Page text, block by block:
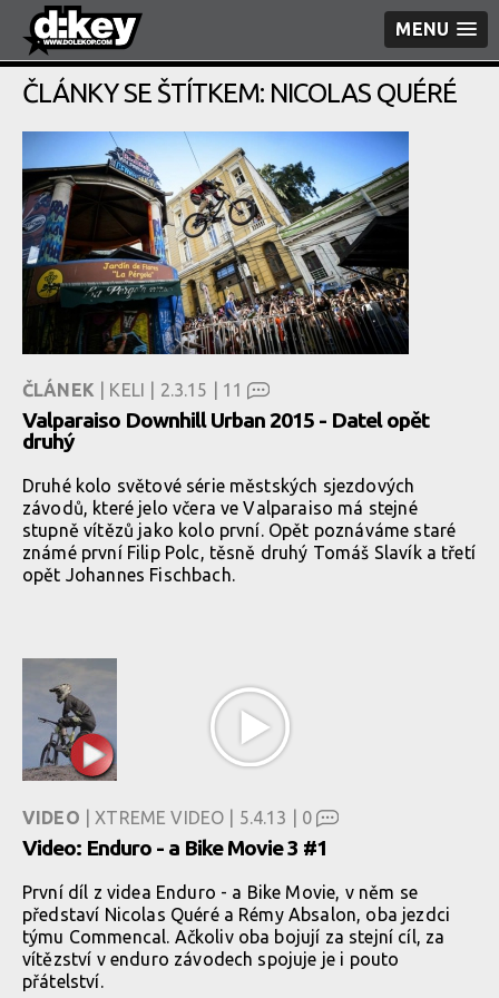
MENU
ČLÁNKY SE ŠTÍTKEM: NICOLAS QUÉRÉ
ČLÁNEK | KELI | 2.3.15 | 11
Valparaiso Downhill Urban 2015 - Datel opět
druhý
Druhé kolo světové série městských sjezdových
závodů, které jelo včera ve Valparaiso má stejné
stupně vítězů jako kolo první. Opět poznáváme staré
známé první Filip Polc, těsně druhý Tomáš Slavík a třetí
opět Johannes Fischbach.
VIDEO | XTREME VIDEO | 5.4.13 | 0
Video: Enduro - a Bike Movie 3 #1
První díl z videa Enduro - a Bike Movie, v něm se
představí Nicolas Quéré a Rémy Absalon, oba jezdci
týmu Commencal. Ačkoliv oba bojují za stejní cíl, za
vítězství v enduro závodech spojuje je i pouto
přátelství.